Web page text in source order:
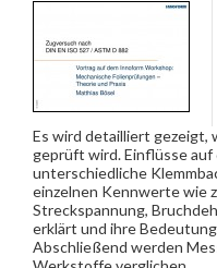
Es wird detailliert gezeigt,
geprüft wird. Einflüsse auf
unterschiedliche
einzelnen Kennwerte wie
Streckspannung,
erklärt und ihre
Abschließend werden